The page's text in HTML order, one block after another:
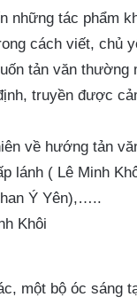
những tác phẩm
cách viết, chủ
tản văn thường
truyền được
về hướng tản
lánh ( Lê Minh
Ý Yên),…..
Khôi
một bộ óc sáng